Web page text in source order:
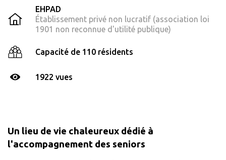
EHPAD
Établissement privé non lucratif (association loi
1901 non reconnue d'utilité publique)
Capacité de 110 résidents
1922 vues
Un lieu de vie chaleureux dédié à
l'accompagnement des seniors